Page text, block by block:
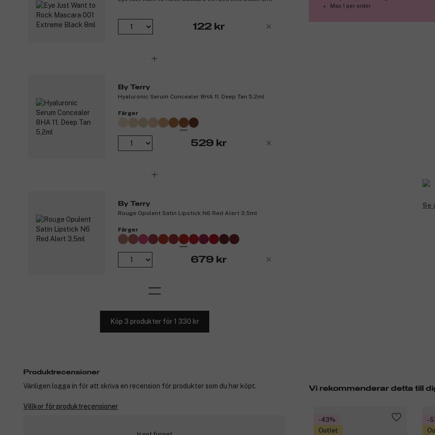
Max 1 per order.
122 kr
By Terry
Hyaluronic Serum Concealer 8HA 11. Deep Tan 5,2ml
Färger
529 kr
By Terry
Rouge Opulent Satin Lipstick N6 Red Alert 3,5ml
Färger
679 kr
Köp 3 produkter för 1 330 kr
Se
Vi rekommenderar detta till
-43%
Outlet
-
Produktrecensioner
Vänligen logga in för att skriva en recension för produkter som du har köpt.
Villkor för produktrecensioner